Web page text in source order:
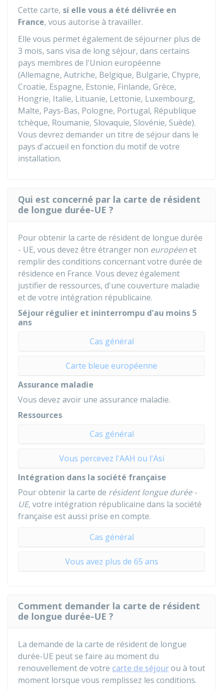
Cette carte, si elle vous a été délivrée en
France, vous autorise à travailler.
Elle vous permet également de séjourner plus de
3 mois, sans visa de long séjour, dans certains
pays membres de l'Union européenne
(Allemagne, Autriche, Belgique, Bulgarie, Chypre,
Croatie, Espagne, Estonie, Finlande, Grèce,
Hongrie, Italie, Lituanie, Lettonie, Luxembourg,
Malte, Pays-Bas, Pologne, Portugal, République
tchèque, Roumanie, Slovaquie, Slovénie, Suède).
Vous devrez demander un titre de séjour dans le
pays d'accueil en fonction du motif de votre
installation.
Qui est concerné par la carte de résident
de longue durée-UE ?
Pour obtenir la carte de résident de longue durée
- UE, vous devez être étranger non européenet
remplir des conditions concernant votre durée de
résidence en France. Vous devez également
justifier de ressources, d'une couverture maladie
et de votre intégration républicaine.
Séjour régulier et ininterrompu d'au moins 5
ans
Cas général
Carte bleue européenne
Assurance maladie
Vous devez avoir une assurance maladie.
Ressources
Cas général
Vous percevez l'AAH ou l'Asi
Intégration dans la société française
Pour obtenir la carte de résident longue durée -
UE, votre intégration républicaine dans la société
française est aussi prise en compte.
Cas général
Vous avez plus de 65 ans
Comment demander la carte de résident
de longue durée-UE ?
La demande de la carte de résident de longue
durée-UE peut se faire au moment du
renouvellement de votre carte de séjourou à tout
moment lorsque vous remplissez les conditions.